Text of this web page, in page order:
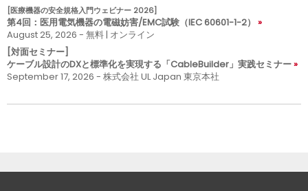
[医療機器の安全規格入門ウェビナー 2026]
第4回：医用電気機器の電磁妨害/EMC試験（IEC 60601-1-2）
August 25, 2026 - 無料 | オンライン
[対面セミナー]
ケーブル設計のDXと標準化を実現する「CableBuilder」実践セミナー
September 17, 2026 - 株式会社 UL Japan 東京本社